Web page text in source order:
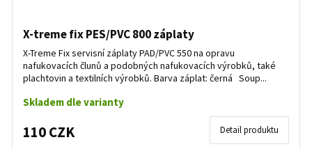
X-treme fix PES/PVC 800 záplaty
X-Treme Fix servisní záplaty PAD/PVC 550 na opravu
nafukovacích člunů a podobných nafukovacích výrobků, také
plachtovin a textilních výrobků. Barva záplat: černá Soup...
Skladem dle varianty
110 CZK Detail produktu